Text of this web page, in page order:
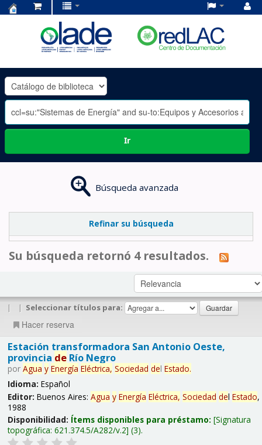
OLADE
-
Ir
Búsqueda avanzada
Refinar su búsqueda
Su búsqueda retornó 4 resultados.
| | Seleccionar títulos para:
Hacer reserva
Estación transformadora San Antonio Oeste,
provincia deRío Negro
por Agua y Energía Eléctrica, Sociedad del Estado.
Idioma: Español
Editor: Buenos Aires: Agua y Energía Eléctrica, Sociedad del Estado,
1988
Disponibilidad: Ítems disponibles para préstamo: Signatura
topográfica: 621.374.5/A282/v.2 (3).